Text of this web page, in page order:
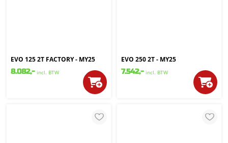
EVO 125 2T FACTORY - MY25
8.082,- incl. BTW
EVO 250 2T - MY25
7.542,- incl. BTW